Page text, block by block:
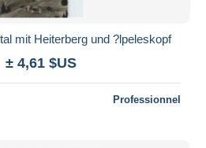
mit Heiterberg und ?lpeleskopf
± 4,61 $US
Professionnel